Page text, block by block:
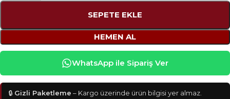
SEPETE EKLE
HEMEN AL
WhatsApp ile Sipariş Ver
🔒 Gizli Paketleme – Kargo üzerinde ürün bilgisi yer almaz.